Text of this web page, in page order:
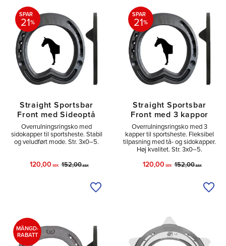
Straight Sportsbar
Front med Sideoptå
Overrulningsringsko med
sidokapper til sportsheste. Stabil
og veludført mode. Str. 3x0–5.
120,00 SEK 152,00SEK
SPAR
21%
Tilføj til ønskeliste
Straight Sportsbar
Front med 3 kappor
Overrulningsringsko med 3
kapper til sportsheste. Fleksibel
tilpasning med tå- og sidokapper.
Høj kvalitet. Str. 3x0–5.
120,00 SEK 152,00SEK
SPAR
21%
MÄNGD-
RABATT